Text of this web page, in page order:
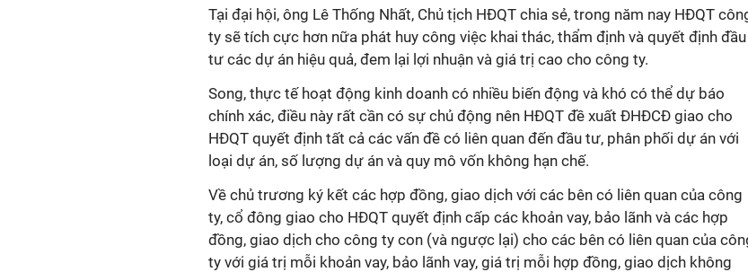
Tại đại hội, ông Lê Thống Nhất, Chủ tịch HĐQT chia sẻ, trong năm nay HĐQT
ty sẽ tích cực hơn nữa phát huy công việc khai thác, thẩm định và quyết định đầu
tư các dự án hiệu quả, đem lại lợi nhuận và giá trị cao cho công ty.
Song, thực tế hoạt động kinh doanh có nhiều biến động và khó có thể dự báo
chính xác, điều này rất cần có sự chủ động nên HĐQT đề xuất ĐHĐCĐ giao cho
HĐQT quyết định tất cả các vấn đề có liên quan đến đầu tư, phân phối dự án với
loại dự án, số lượng dự án và quy mô vốn không hạn chế.
Về chủ trương ký kết các hợp đồng, giao dịch với các bên có liên quan của công
ty, cổ đông giao cho HĐQT quyết định cấp các khoản vay, bảo lãnh và các hợp
đồng, giao dịch cho công ty con (và ngược lại) cho các bên có liên quan của
ty với giá trị mỗi khoản vay, bảo lãnh vay, giá trị mỗi hợp đồng, giao dịch không